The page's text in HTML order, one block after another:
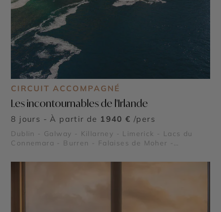
CIRCUIT ACCOMPAGNÉ
Les incontournables de l'Irlande
8 jours - À partir de 1940 € /pers
Dublin - Galway - Killarney - Limerick - Lacs du
Connemara - Burren - Falaises de Moher -